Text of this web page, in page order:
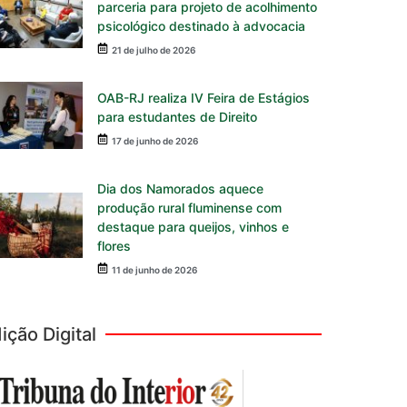
parceria para projeto de acolhimento
psicológico destinado à advocacia
21 de julho de 2026
OAB-RJ realiza IV Feira de Estágios
para estudantes de Direito
17 de junho de 2026
Dia dos Namorados aquece
produção rural fluminense com
destaque para queijos, vinhos e
flores
11 de junho de 2026
Digital